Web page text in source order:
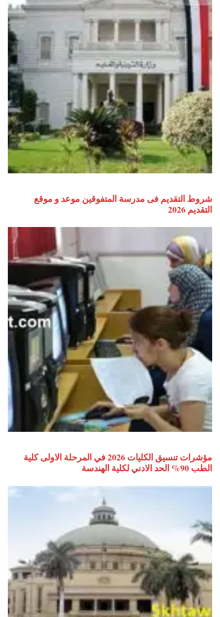
شروط التقديم فى مدرسة المتفوقين موعد و موقع
التقديم 2026
مؤشرات تنسيق الكليات 2026 في المرحلة الاولى كلية
الطب 90% الحد الادني لكلية الهندسة